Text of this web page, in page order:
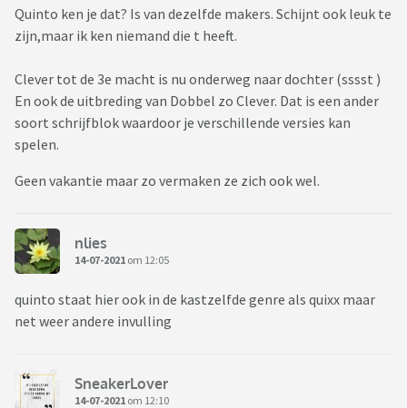
Quinto ken je dat? Is van dezelfde makers. Schijnt ook leuk te
zijn,maar ik ken niemand die t heeft.
Clever tot de 3e macht is nu onderweg naar dochter (sssst )
En ook de uitbreding van Dobbel zo Clever. Dat is een ander
soort schrijfblok waardoor je verschillende versies kan
spelen.
Geen vakantie maar zo vermaken ze zich ook wel.
nlies
14-07-2021 om 12:05
quinto staat hier ook in de kastzelfde genre als quixx maar
net weer andere invulling
SneakerLover
14-07-2021 om 12:10